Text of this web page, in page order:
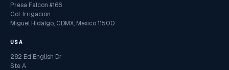
Presa Falcon #166
Col. Irrigacion
Miguel Hidalgo, CDMX, Mexico 11500
USA
282 Ed English Dr
Ste A